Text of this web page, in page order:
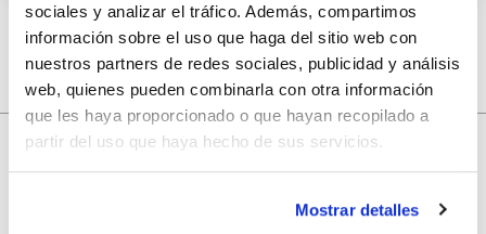
sociales y analizar el tráfico. Además, compartimos
información sobre el uso que haga del sitio web con
nuestros partners de redes sociales, publicidad y análisis
web, quienes pueden combinarla con otra información
que les haya proporcionado o que hayan recopilado a
partir del uso que haya hecho de sus servicios.
Mostrar detalles
10% de descuento